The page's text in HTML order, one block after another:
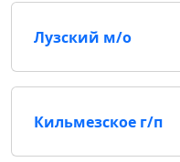
Лузский м/о
Кильмезское г/п